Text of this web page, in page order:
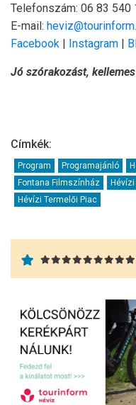
Telefonszám: 06 83 540
E-mail:
Facebook | Instagram |
Jó szórakozást,
Címkék:
Program Programajánló
Fontana Filmszínház
Hévízi
Hévízi Termelői Piac